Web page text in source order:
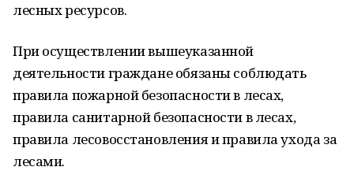
лесных ресурсов.
При осуществлении вышеуказанной
деятельности граждане обязаны соблюдать
правила пожарной безопасности в лесах,
правила санитарной безопасности в лесах,
правила лесовосстановления и правила ухода за
лесами.